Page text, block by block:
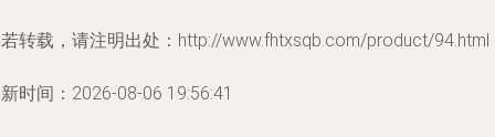
转载，请注明出处：http://www.fhtxsqb.com/product/94.html
时间：2026-08-06 19:56:41